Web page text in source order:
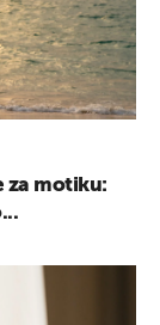
za motiku: